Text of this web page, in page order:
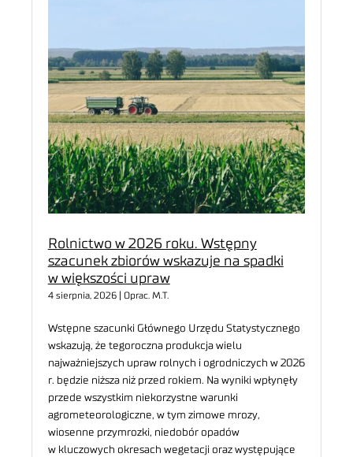
Rolnictwo w 2026 roku. Wstępny
szacunek zbiorów wskazuje na spadki
w większości upraw
4 sierpnia, 2026 | Oprac. M.T.
Wstępne szacunki Głównego Urzędu Statystycznego
wskazują, że tegoroczna produkcja wielu
najważniejszych upraw rolnych i ogrodniczych w 2026
r. będzie niższa niż przed rokiem. Na wyniki wpłynęły
przede wszystkim niekorzystne warunki
agrometeorologiczne, w tym zimowe mrozy,
wiosenne przymrozki, niedobór opadów
w kluczowych okresach wegetacji oraz występujące